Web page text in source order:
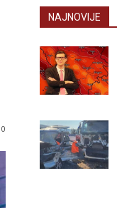
0
NAJNOVIJE